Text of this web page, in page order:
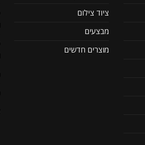
ציוד צילום
מבצעים
מוצרים חדשים